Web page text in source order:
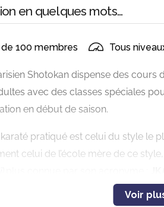
en quelques mots...
de 100 membres Tous
Shotokan dispense des cours
avec des classes spéciales
en début de saison.
karaté pratiqué est celui du style le
celui de l’école mère de ce
avec les codes du karaté